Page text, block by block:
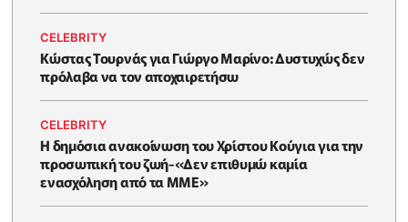
CELEBRITY
Κώστας Τουρνάς για Γιώργο Μαρίνο: Δυστυχώς δεν
πρόλαβα να τον αποχαιρετήσω
CELEBRITY
Η δημόσια ανακοίνωση του Χρίστου Κούγια για την
προσωπική του ζωή-«Δεν επιθυμώ καμία
ενασχόληση από τα ΜΜΕ»